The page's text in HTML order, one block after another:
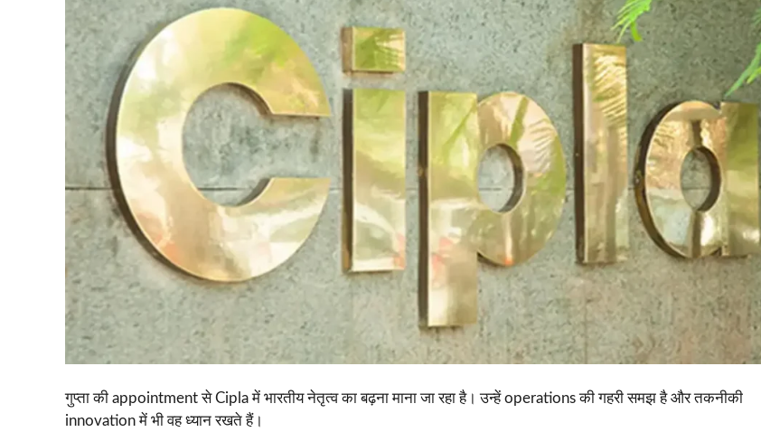
गुप्ता की appointment से Cipla में भारतीय नेतृत्व का बढ़ना माना जा रहा है। उन्हें operations की गहरी समझ है और तकनीकी
innovation में भी वह ध्यान रखते हैं।